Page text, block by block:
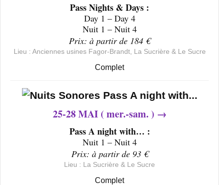
Pass Nights & Days :
Day 1 – Day 4
Nuit 1 – Nuit 4
Prix: à partir de 184 €
Lieu : Anciennes usines Fagor-Brandt, La Sucrière & Le Sucre
Complet
25-28 MAI ( mer.-sam. ) →
Pass A night with… :
Nuit 1 – Nuit 4
Prix: à partir de 93 €
Lieu : La Sucrière & Le Sucre
Complet